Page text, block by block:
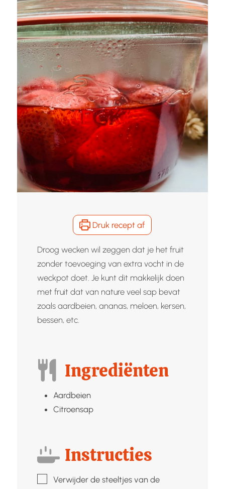
Druk recept af
Droog wecken wil zeggen dat je het fruit
zonder toevoeging van extra vocht in de
weckpot doet. Je kunt dit makkelijk doen
met fruit dat van nature veel sap bevat
zoals aardbeien, ananas, meloen, kersen,
bessen, etc.
Ingrediënten
Aardbeien
Citroensap
Instructies
▢Verwijder de steeltjes van de